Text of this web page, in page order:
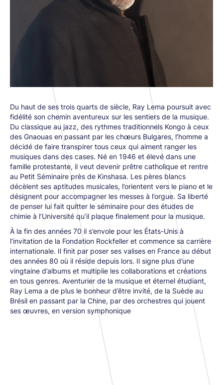
Du haut de ses trois quarts de siècle, Ray Lema poursuit avec
fidélité son chemin aventureux sur les sentiers de la musique.
Du classique au jazz, des rythmes traditionnels Kongo à ceux
des Gnaouas en passant par les chœurs Bulgares, l’homme a
décidé de faire transpirer tous ceux qui aiment ranger les
musiques dans des cases. Né en 1946 et élevé dans une
famille protestante, il veut devenir prêtre catholique et rentre
au Petit Séminaire près de Kinshasa. Les pères blancs
décèlent ses aptitudes musicales, l’orientent vers le piano et le
désignent pour accompagner les messes à l’orgue. Sa liberté
de penser lui fait quitter le séminaire pour des études de
chimie à l’Université qu’il plaque finalement pour la musique.
À la fin des années 70 il s’envole pour les États-Unis à
l’invitation de la Fondation Rockfeller et commence sa carrière
internationale. Il finit par poser ses valises en France au début
des années 80 où il réside depuis lors. Il signe plus d’une
vingtaine d’albums et multiplie les collaborations et créations
en tous genres. Aventurier de la musique et éternel étudiant,
Ray Lema a de plus le bonheur d’être invité, de la Suède au
Brésil en passant par la Chine, par des orchestres qui jouent
ses œuvres, en version symphonique